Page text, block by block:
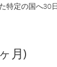
特定の国へ30
月)